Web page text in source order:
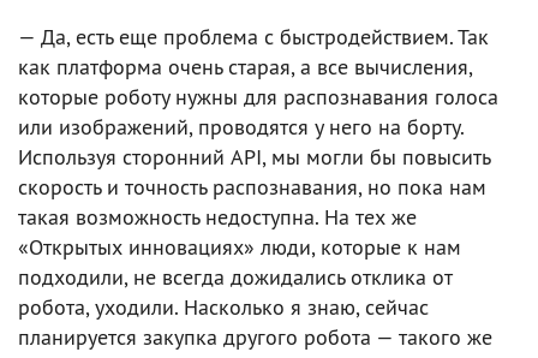
— Да, есть еще проблема с быстродействием. Так
как платформа очень старая, а все вычисления,
которые роботу нужны для распознавания голоса
или изображений, проводятся у него на борту.
Используя сторонний API, мы могли бы повысить
скорость и точность распознавания, но пока нам
такая возможность недоступна. На тех же
«Открытых инновациях» люди, которые к нам
подходили, не всегда дожидались отклика от
робота, уходили. Насколько я знаю, сейчас
планируется закупка другого робота — такого же